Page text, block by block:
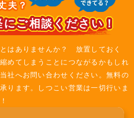
夫？
ご相談ください！
はありませんか？ 放置しておく
めてしまうことにつながるかもしれ
社へお問い合わせください。無料の
ります。しつこい営業は一切行いま